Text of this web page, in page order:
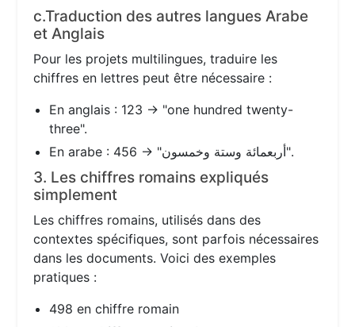
c.Traduction des autres langues Arabe
et Anglais
Pour les projets multilingues, traduire les
chiffres en lettres peut être nécessaire :
En anglais : 123 → "one hundred twenty-
three".
En arabe : 456 → "أربعمائة وستة وخمسون".
3. Les chiffres romains expliqués
simplement
Les chiffres romains, utilisés dans des
contextes spécifiques, sont parfois nécessaires
dans les documents. Voici des exemples
pratiques :
498 en chiffre romain